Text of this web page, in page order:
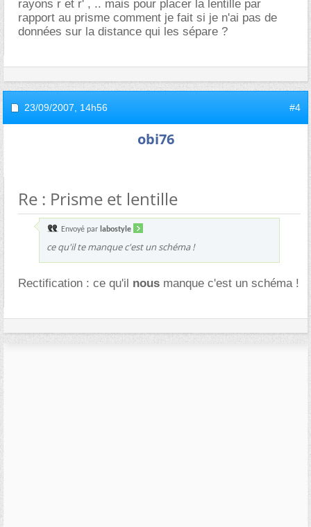
rayons r et r' , .. mais pour placer la lentille par
rapport au prisme comment je fait si je n'ai pas de
données sur la distance qui les sépare ?
23/09/2007, 14h56 #4
obi76
Re : Prisme et lentille
Envoyé par labostyle
ce qu'il te manque c'est un schéma !
Rectification : ce qu'il nous manque c'est un schéma !